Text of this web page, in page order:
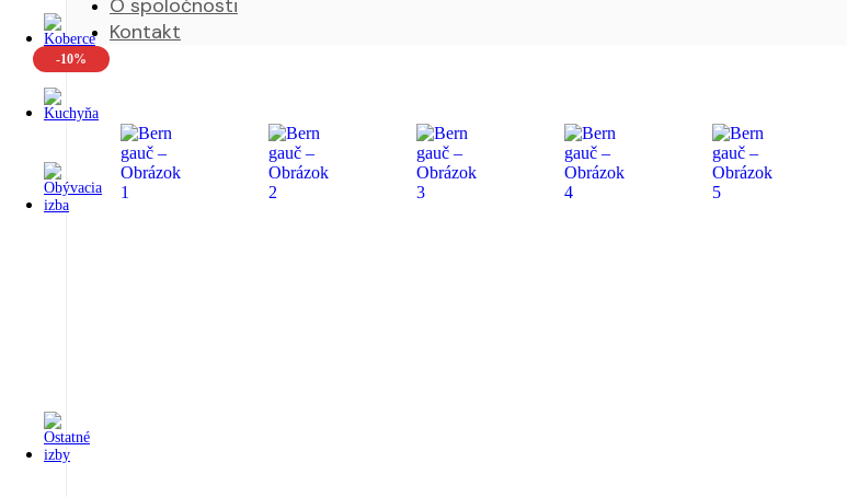
O spoločnosti
Kontakt
-10%